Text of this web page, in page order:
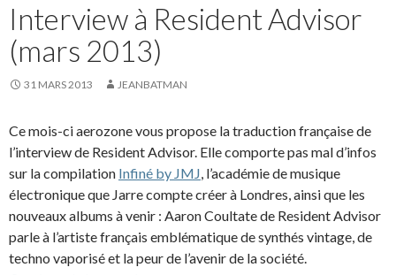
Interview à Resident Advisor
(mars 2013)
31 MARS 2013 JEANBATMAN
Ce mois-ci aerozone vous propose la traduction française de
l’interview de Resident Advisor. Elle comporte pas mal d’infos
sur la compilation Infiné by JMJ, l’académie de musique
électronique que Jarre compte créer à Londres, ainsi que les
nouveaux albums à venir : Aaron Coultate de Resident Advisor
parle à l’artiste français emblématique de synthés vintage, de
techno vaporisé et la peur de l’avenir de la société.